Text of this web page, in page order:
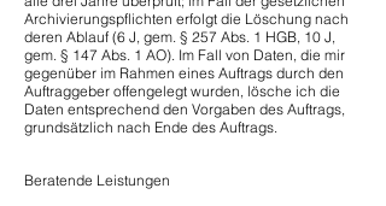
Archivierungspflichten erfolgt die Löschung nach
deren Ablauf (6 J, gem. § 257 Abs. 1 HGB, 10 J,
gem. § 147 Abs. 1 AO). Im Fall von Daten, die mir
gegenüber im Rahmen eines Auftrags durch den
Auftraggeber offengelegt wurden, lösche ich die
Daten entsprechend den Vorgaben des Auftrags,
grundsätzlich nach Ende des Auftrags.
Beratende Leistungen